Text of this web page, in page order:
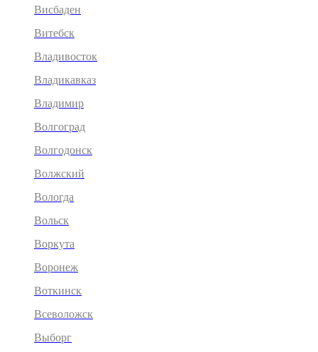
Висбаден
Витебск
Владивосток
Владикавказ
Владимир
Волгоград
Волгодонск
Волжский
Вологда
Вольск
Воркута
Воронеж
Воткинск
Всеволожск
Выборг